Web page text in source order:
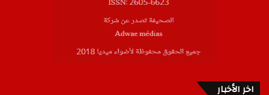
اخر الأخبار